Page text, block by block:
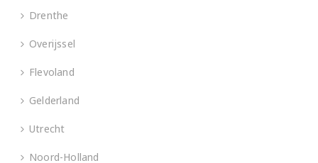
Drenthe
Overijssel
Flevoland
Gelderland
Utrecht
Noord-Holland